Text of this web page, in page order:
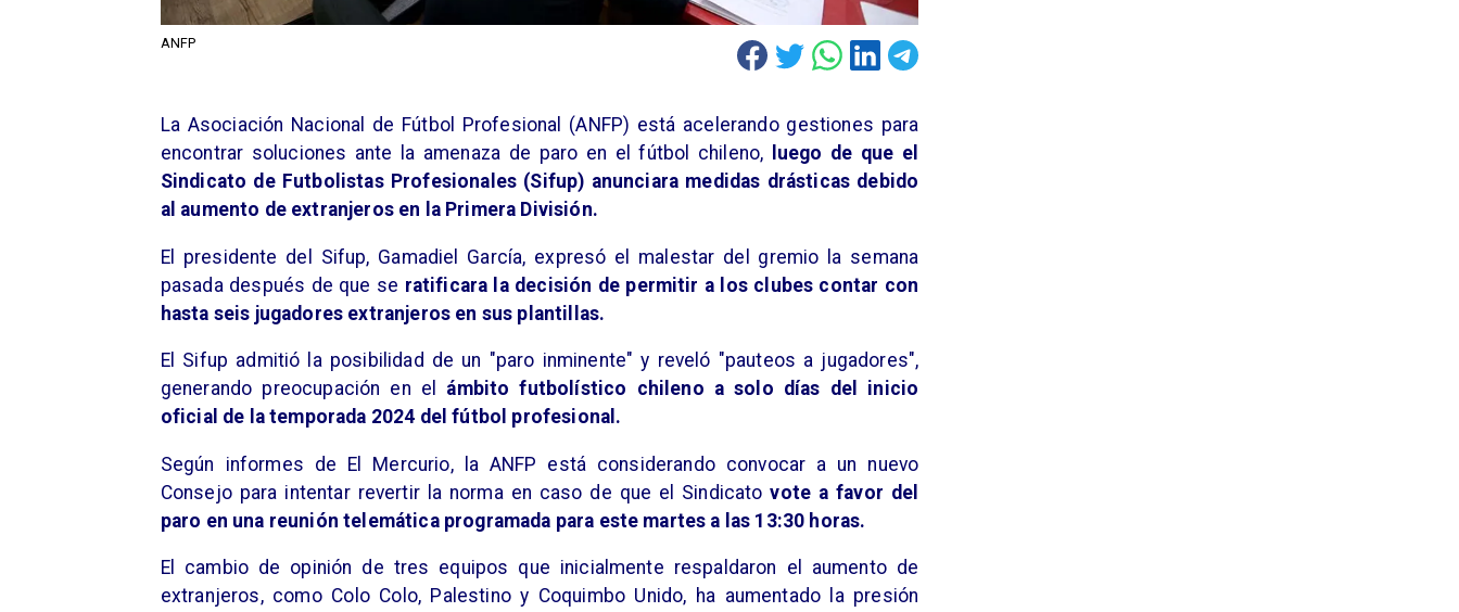
ANFP
​La Asociación Nacional de Fútbol Profesional (ANFP) está acelerando gestiones para
encontrar soluciones ante la amenaza de paro en el fútbol chileno, luego de que el
Sindicato de Futbolistas Profesionales (Sifup) anunciara medidas drásticas debido
al aumento de extranjeros en la Primera División.
El presidente del Sifup, Gamadiel García, expresó el malestar del gremio la semana
pasada después de que se ratificara la decisión de permitir a los clubes contar con
hasta seis jugadores extranjeros en sus plantillas.
​El Sifup admitió la posibilidad de un "paro inminente" y reveló "pauteos a jugadores",
generando preocupación en el ámbito futbolístico chileno a solo días del inicio
oficial de la temporada 2024 del fútbol profesional.
​Según informes de El Mercurio, la ANFP está considerando convocar a un nuevo
Consejo para intentar revertir la norma en caso de que el Sindicato vote a favor del
paro en una reunión telemática programada para este martes a las 13:30 horas.
​El cambio de opinión de tres equipos que inicialmente respaldaron el aumento de
extranjeros, como Colo Colo, Palestino y Coquimbo Unido, ha aumentado la presión